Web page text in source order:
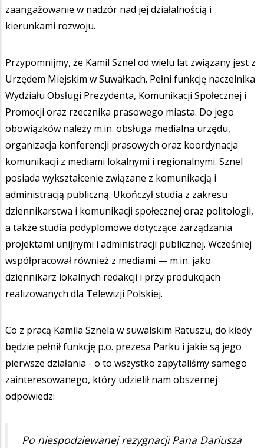
zaangażowanie w nadzór nad jej działalnością i
kierunkami rozwoju.
Przypomnijmy, że Kamil Sznel od wielu lat związany jest z
Urzędem Miejskim w Suwałkach. Pełni funkcję naczelnika
Wydziału Obsługi Prezydenta, Komunikacji Społecznej i
Promocji oraz rzecznika prasowego miasta. Do jego
obowiązków należy m.in. obsługa medialna urzędu,
organizacja konferencji prasowych oraz koordynacja
komunikacji z mediami lokalnymi i regionalnymi. Sznel
posiada wykształcenie związane z komunikacją i
administracją publiczną. Ukończył studia z zakresu
dziennikarstwa i komunikacji społecznej oraz politologii,
a także studia podyplomowe dotyczące zarządzania
projektami unijnymi i administracji publicznej. Wcześniej
współpracował również z mediami — m.in. jako
dziennikarz lokalnych redakcji i przy produkcjach
realizowanych dla Telewizji Polskiej.
Co z pracą Kamila Sznela w suwalskim Ratuszu, do kiedy
będzie pełnił funkcję p.o. prezesa Parku i jakie są jego
pierwsze działania - o to wszystko zapytaliśmy samego
zainteresowanego, który udzielił nam obszernej
odpowiedz:
Po niespodziewanej rezygnacji Pana Dariusza